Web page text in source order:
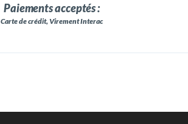
Paiements acceptés :
Carte de crédit, Virement Interac